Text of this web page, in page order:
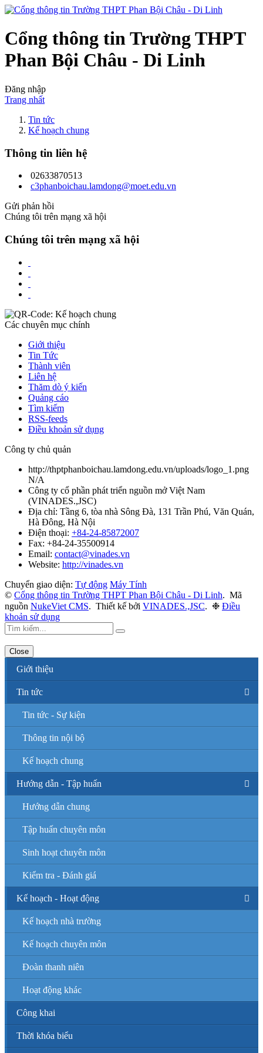
Cổng thông tin Trường THPT
Phan Bội Châu - Di Linh
Đăng nhập
Trang nhất
Tin tức
Kế hoạch chung
Thông tin liên hệ
02633870513
c3phanboichau.lamdong@moet.edu.vn
Gửi phản hồi
Chúng tôi trên mạng xã hội
Chúng tôi trên mạng xã hội
Các chuyên mục chính
Giới thiệu
Tin Tức
Thành viên
Liên hệ
Thăm dò ý kiến
Quảng cáo
Tìm kiếm
RSS-feeds
Điều khoản sử dụng
Công ty chủ quản
http://thptphanboichau.lamdong.edu.vn/uploads/logo_1.png
N/A
Công ty cổ phần phát triển nguồn mở Việt Nam
(VINADES.,JSC)
Địa chỉ: Tầng 6, tòa nhà Sông Đà, 131 Trần Phú, Văn Quán,
Hà Đông, Hà Nội
Điện thoại: +84-24-85872007
Fax: +84-24-35500914
Email: contact@vinades.vn
Website: http://vinades.vn
Chuyển giao diện: Tự động Máy Tính
© Cổng thông tin Trường THPT Phan Bội Châu - Di Linh. Mã
nguồn NukeViet CMS. Thiết kế bởi VINADES.,JSC. ❉ Điều
khoản sử dụng
Close
Giới thiệu
Tin tức
Tin tức - Sự kiện
Thông tin nội bộ
Kế hoạch chung
Hướng dẫn - Tập huấn
Hướng dẫn chung
Tập huấn chuyên môn
Sinh hoạt chuyên môn
Kiểm tra - Đánh giá
Kế hoạch - Hoạt động
Kế hoạch nhà trường
Kế hoạch chuyên môn
Đoàn thanh niên
Hoạt động khác
Công khai
Thời khóa biểu